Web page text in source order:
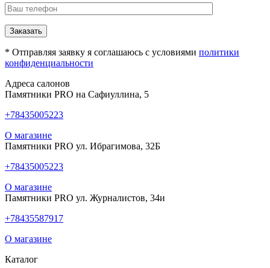
Заказать
* Отправляя заявку я соглашаюсь с условиями политики
конфиденциальности
Адреса салонов
Памятники PRO на Сафиуллина, 5
+78435005223
О магазине
Памятники PRO ул. Ибрагимова, 32Б
+78435005223
О магазине
Памятники PRO ул. Журналистов, 34и
+78435587917
О магазине
Каталог